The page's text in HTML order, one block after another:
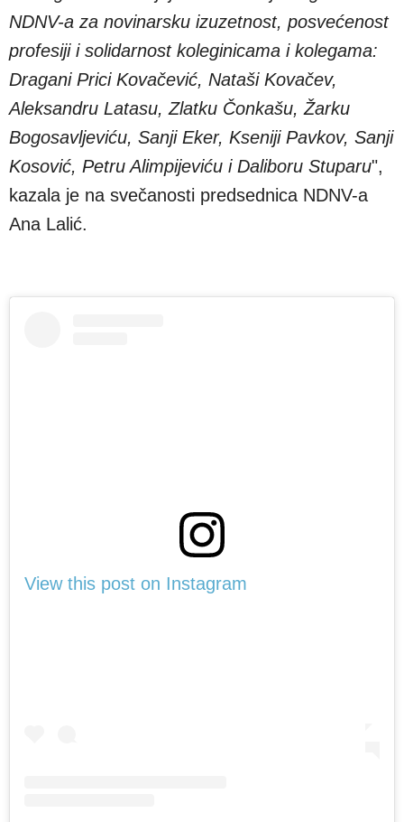
NDNV-a za novinarsku izuzetnost, posvećenost
profesiji i solidarnost koleginicama i kolegama:
Dragani Prici Kovačević, Nataši Kovačev,
Aleksandru Latasu, Zlatku Čonkašu, Žarku
Bogosavljeviću, Sanji Eker, Kseniji Pavkov, Sanji
Kosović, Petru Alimpijeviću i Daliboru Stuparu",
kazala je na svečanosti predsednica NDNV-a
Ana Lalić.
View this post on Instagram